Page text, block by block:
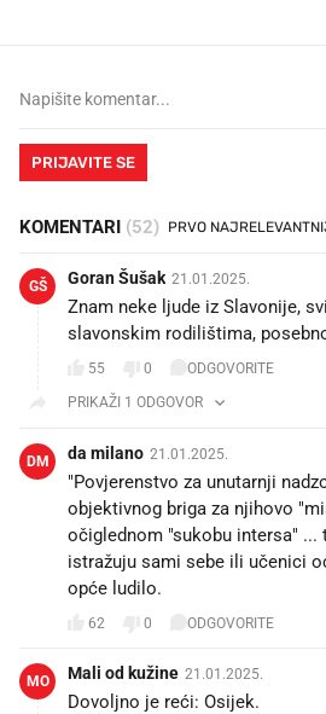
PRIJAVITE SE
KOMENTARI (52)
GŠ Goran Šušak 21.01.2025.
Znam neke ljude iz Slavonije,
slavonskim rodilištima,
55 0
ODGOVORITE
PRIKAŽI 1 ODGOVOR
DM da milano 21.01.2025.
"Povjerenstvo za unutarnji
objektivnog briga za njihovo
očiglednom "sukobu intersa" ...
istražuju sami sebe ili učenici
opće ludilo.
62 0 ODGOVORITE
MO Mali od kužine 21.01.2025.
Dovoljno je reći: Osijek.